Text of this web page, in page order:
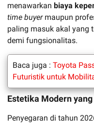
menawarkan biaya
time buyermaupun
paling masuk akal yang
demi fungsionalitas.
Baca juga : Toyota
Futuristik untuk
Estetika Modern
Penyegaran di tahun